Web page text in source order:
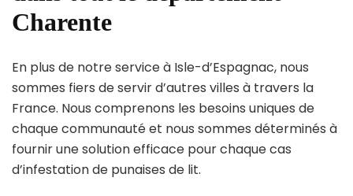
Charente
En plus de notre service à Isle-d’Espagnac, nous
sommes fiers de servir d’autres villes à travers la
France. Nous comprenons les besoins uniques de
chaque communauté et nous sommes déterminés à
fournir une solution efficace pour chaque cas
d’infestation de punaises de lit.